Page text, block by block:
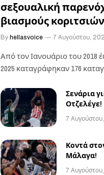
σεξουαλική
βιασμούς κοριτσιών
By hellasvoice 7 Αυγούστου,
Από τον Ιανουάριο του 2018
2025 καταγράφηκαν 176
Σενάρια
Οτζελέγε!
7
Κοντά
Μάλαγα!
7